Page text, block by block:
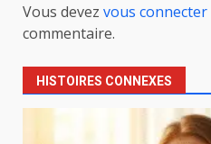
Vous devez vous connecter
commentaire.
HISTOIRES CONNEXES